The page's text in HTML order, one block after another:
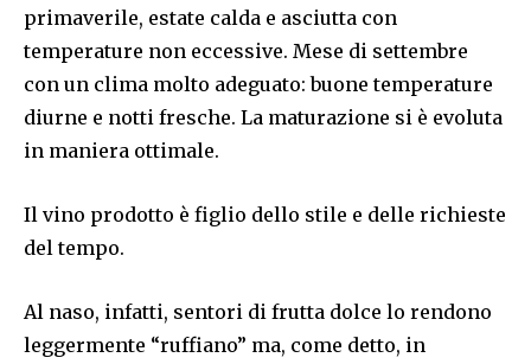
primaverile, estate calda e asciutta con
temperature non eccessive. Mese di settembre
con un clima molto adeguato: buone temperature
diurne e notti fresche. La maturazione si è evoluta
in maniera ottimale.
Il vino prodotto è figlio dello stile e delle richieste
del tempo.
Al naso, infatti, sentori di frutta dolce lo rendono
leggermente “ruffiano” ma, come detto, in